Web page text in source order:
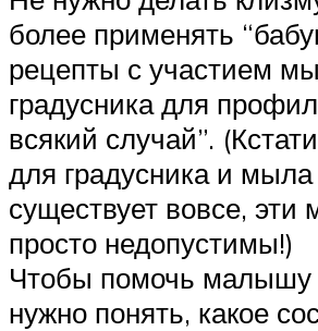
более применять
рецепты с участием
градусника для
всякий случай”.
для градусника и
существует вовсе, эти
просто недопустимы!)
Чтобы помочь малышу
нужно понять, какое